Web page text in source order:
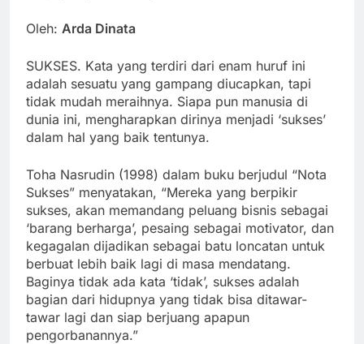
Oleh: Arda Dinata
SUKSES. Kata yang terdiri dari enam huruf ini
adalah sesuatu yang gampang diucapkan, tapi
tidak mudah meraihnya. Siapa pun manusia di
dunia ini, mengharapkan dirinya menjadi ‘sukses’
dalam hal yang baik tentunya.
Toha Nasrudin (1998) dalam buku berjudul “Nota
Sukses” menyatakan, “Mereka yang berpikir
sukses, akan memandang peluang bisnis sebagai
‘barang berharga’, pesaing sebagai motivator, dan
kegagalan dijadikan sebagai batu loncatan untuk
berbuat lebih baik lagi di masa mendatang.
Baginya tidak ada kata ‘tidak’, sukses adalah
bagian dari hidupnya yang tidak bisa ditawar-
tawar lagi dan siap berjuang apapun
pengorbanannya.”